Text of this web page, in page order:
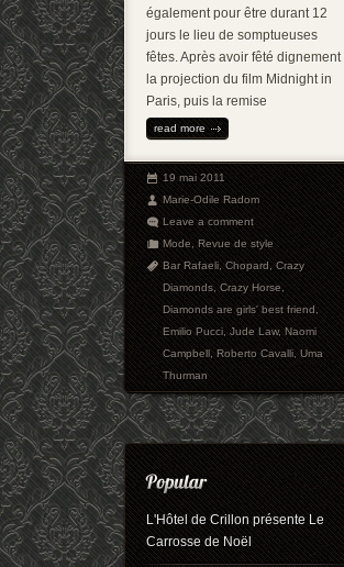
également pour être durant 12
jours le lieu de somptueuses
fêtes. Après avoir fêté dignement
la projection du film Midnight in
Paris, puis la remise
read more
19 mai 2011
Marie-Odile Radom
Leave a comment
Mode,Revue de style
Bar Rafaeli,Chopard,Crazy
Diamonds,Crazy Horse,
Diamonds are girls' best friend,
Emilio Pucci ,Jude Law,Naomi
Campbell,Roberto Cavalli,Uma
Thurman
L'Hôtel de Crillon présente Le
Carrosse de Noël